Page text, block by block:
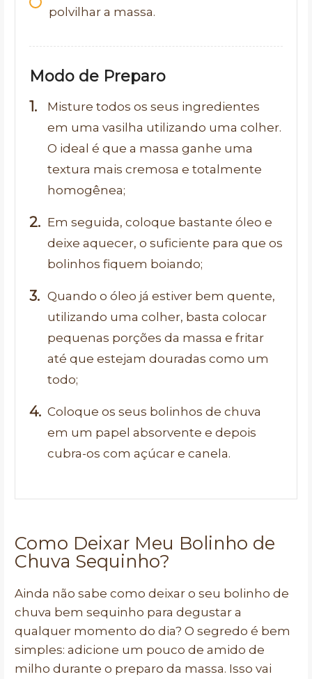
polvilhar a massa.
Modo de Preparo
Misture todos os seus ingredientes
em uma vasilha utilizando uma colher.
O ideal é que a massa ganhe uma
textura mais cremosa e totalmente
homogênea;
Em seguida, coloque bastante óleo e
deixe aquecer, o suficiente para que os
bolinhos fiquem boiando;
Quando o óleo já estiver bem quente,
utilizando uma colher, basta colocar
pequenas porções da massa e fritar
até que estejam douradas como um
todo;
Coloque os seus bolinhos de chuva
em um papel absorvente e depois
cubra-os com açúcar e canela.
Como Deixar Meu Bolinho de
Chuva Sequinho?
Ainda não sabe como deixar o seu bolinho de
chuva bem sequinho para degustar a
qualquer momento do dia? O segredo é bem
simples: adicione um pouco de amido de
milho durante o preparo da massa. Isso vai